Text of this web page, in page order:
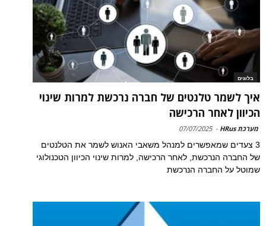
בלוגים
איך לשמר טלנטים של חברה נרכשת למרות שינוי
הכיוון לאחר הרכישה
מערכת HRus -
07/07/2025
3 צעדים שמאפשרים למנהל משאבי האנוש לשמר את הטלנטים
של החברה הנרכשת, לאחר הרכישה, למרות שינוי הכיוון הטכנולוגי
שמוטל על החברה הנרכשת